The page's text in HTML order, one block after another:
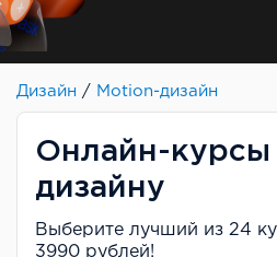
Дизайн / Motion-дизайн
Онлайн-курсы
дизайну
Выберите лучший из 24
3990 рублей!